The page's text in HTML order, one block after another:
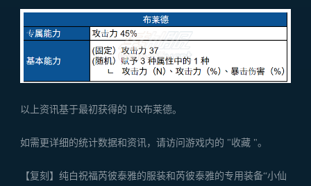
以上资讯基于最初获得的 UR布莱德。
如需更详细的统计数据和资讯，请访问游戏内的 "收藏 "。
【复刻】纯白祝福芮彼泰雅的服装和芮彼泰雅的专用装备“小仙